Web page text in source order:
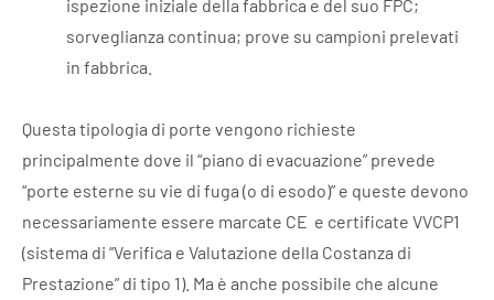
ispezione iniziale della fabbrica e del suo FPC;
sorveglianza continua; prove su campioni prelevati
in fabbrica.
Questa tipologia di porte vengono richieste
principalmente dove il “piano di evacuazione” prevede
“porte esterne su vie di fuga (o di esodo)” e queste devono
necessariamente essere marcate CE e certificate VVCP1
(sistema di “Verifica e Valutazione della Costanza di
Prestazione” di tipo 1). Ma è anche possibile che alcune